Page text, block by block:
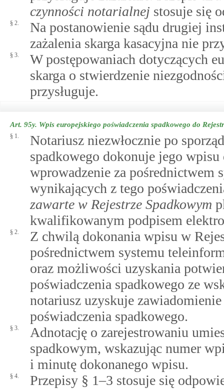
czynności notarialnej stosuje się
§ 2.
Na postanowienie sądu drugiej
zażalenia skarga kasacyjna nie
§ 3.
W postępowaniach dotyczących
skarga o stwierdzenie
przysługuje.
Art. 95y. Wpis europejskiego poświadczenia spadkowego do
§ 1.
Notariusz niezwłocznie po
spadkowego dokonuje jego
wprowadzenie za pośrednictwem
wynikających z tego
zawarte w Rejestrze Spadkowym
kwalifikowanym podpisem
§ 2.
Z chwilą dokonania wpisu w
pośrednictwem systemu
oraz możliwości uzyskania
poświadczenia spadkowego ze
notariusz uzyskuje
poświadczenia spadkowego.
§ 3.
Adnotację o zarejestrowaniu
spadkowym, wskazując numer
i minutę dokonanego wpisu.
§ 4.
Przepisy § 1–3 stosuje się